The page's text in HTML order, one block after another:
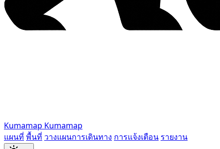
Kumamap Kumamap
แผนที่ พื้นที่ วางแผนการเดินทาง การแจ้งเตือน รายงาน